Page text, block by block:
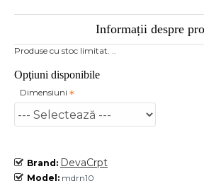
Brand: DevaCrpt
Model: mdrn10
Opţiuni disponibile
Dimensiuni
Informații despre
Produse cu stoc limitat. ..